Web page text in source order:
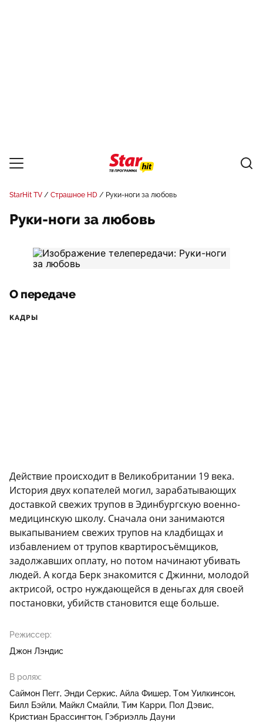
StarHit TV Страшное HD Руки-ноги за любовь
Руки-ноги за любовь
О передаче
КАДРЫ
Действие происходит в Великобритании 19 века.
История двух копателей могил, зарабатывающих
доставкой свежих трупов в Эдинбургскую военно-
медицинскую школу. Сначала они занимаются
выкапыванием свежих трупов на кладбищах и
избавлением от трупов квартиросъёмщиков,
задолжавших оплату, но потом начинают убивать
людей. А когда Берк знакомится с Джинни, молодой
актрисой, остро нуждающейся в деньгах для своей
постановки, убийств становится еще больше.
Режиссер:
Джон Лэндис
В ролях:
Саймон Пегг Энди Серкис Айла Фишер Том Уилкинсон
Билл Бэйли Майкл Смайли Тим Карри Пол Дэвис
Кристиан Брассингтон Гэбриэлль Дауни